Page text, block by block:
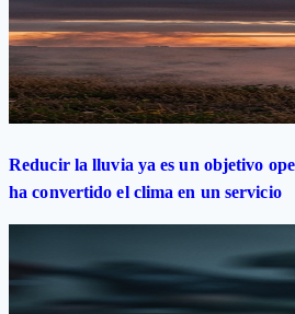
Reducir la lluvia ya es un objetivo
ha convertido el clima en un servicio